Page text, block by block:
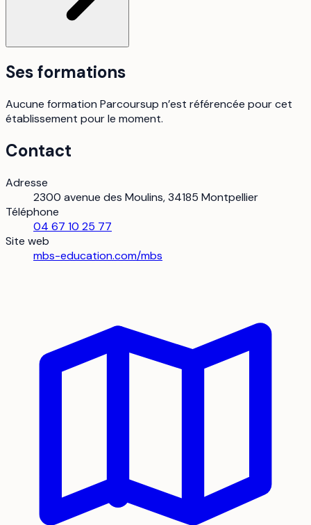
Ses formations
Aucune formation Parcoursup n’est référencée pour cet
établissement pour le moment.
Contact
Adresse
2300 avenue des Moulins, 34185 Montpellier
Téléphone
04 67 10 25 77
Site web
mbs-education.com/mbs